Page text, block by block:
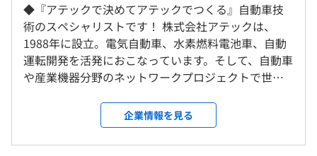
い、業務進捗などをチームで共有します。
・開発期間はプロジェクトによってさまざまですが、お互
いがフォローしつつ全員でプロジェクト完了まで対応して
いきます。
C言語、C++、C#、Python、Javaなど
C言語がメインとなりますが、その他の言語も必要に応じ
て対応できるよう社内研修をおこなっています。
社内もしくはお客様先での勤務となります。
就業場所の変更範囲
＜雇入時＞
※新卒での初回配属は関東・東海・関西のいずれかになり
ます。勤務地は希望を考慮して決定します。
※配属先により異なりますが、リモート勤務を導入してい
別途手当あり
・時間外手当全額支給
・家族手当（配偶者手当、子供手当）
・資格奨励一時金
・交通費全額支給
研修の有無及び内容
新入社員研修、各種階層別研修、技術分野別研修、各種勉
強会など
自己啓発支援の有無及びその内容
メンター制度の有無
キャリアコンサルティング制度の有無及びその内容
◆『アテックで決めてアテックでつくる』自動車技
術のスペシャリストです！ 株式会社アテックは、
1988年に設立。電気自動車、水素燃料電池車、自動
運転開発を活発におこなっています。そして、自動車
や産業機器分野のネットワークプロジェクトで世界
ナー企業です。自動車の今後の未来を左右する最先端
のCASE事業に関われるため、先進的で楽しくやりが
い十分なお仕事です。 ◆自動運転を担うAUTOSAR事
企業情報を見る